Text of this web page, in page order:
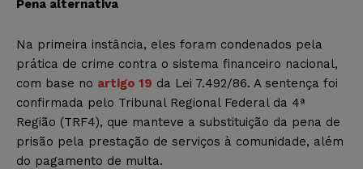
Pena alternativa
Na primeira instância, eles foram condenados pela
prática de crime contra o sistema financeiro nacional,
com base no artigo 19 da Lei 7.492/86. A sentença foi
confirmada pelo Tribunal Regional Federal da 4ª
Região (TRF4), que manteve a substituição da pena de
prisão pela prestação de serviços à comunidade, além
do pagamento de multa.